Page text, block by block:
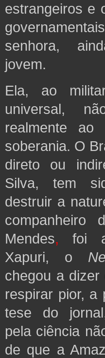
estrangeiros e
senhora,
jovem.
Ela, ao
universal,
realmente
soberania. O
direto ou
Silva, tem
destruir a
companheiro
Mendes, foi
Xapuri, o
chegou a
respirar pior, a
tese do
pela ciência
de que a